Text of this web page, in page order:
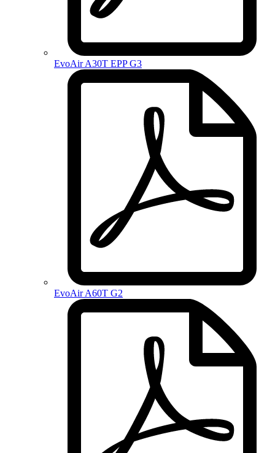
EvoAir A30T EPP G3
EvoAir A60T G2